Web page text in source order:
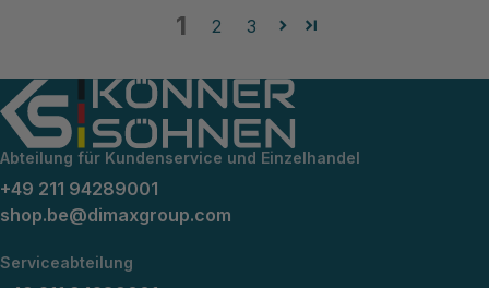
1 2 3
Abteilung für Kundenservice und Einzelhandel
+49 211 94289001
shop.be@dimaxgroup.com
Serviceabteilung